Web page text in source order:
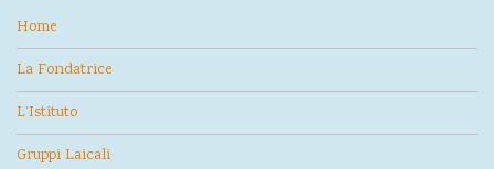
Home
La Fondatrice
L’Istituto
Gruppi Laicali